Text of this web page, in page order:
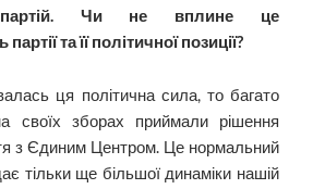
партій. Чи не вплине це
та її політичної позиції?
ця політична сила, то багато
своїх зборах приймали рішення
з Єдиним Центром. Це нормальний
тільки ще більшої динаміки нашій